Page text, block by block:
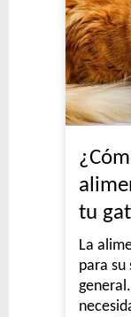
tu
La
para su